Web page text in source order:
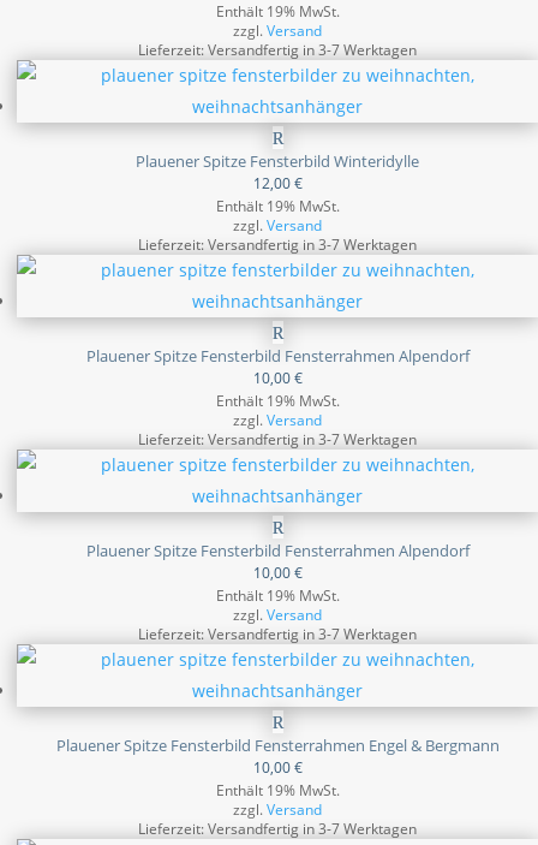
Enthält 19% MwSt.
zzgl.Versand
Lieferzeit: Versandfertig in 3-7 Werktagen
Plauener Spitze Fensterbild Winteridylle
12,00€
Enthält 19% MwSt.
zzgl.Versand
Lieferzeit: Versandfertig in 3-7 Werktagen
Plauener Spitze Fensterbild Fensterrahmen Alpendorf
10,00€
Enthält 19% MwSt.
zzgl.Versand
Lieferzeit: Versandfertig in 3-7 Werktagen
Plauener Spitze Fensterbild Fensterrahmen Alpendorf
10,00€
Enthält 19% MwSt.
zzgl.Versand
Lieferzeit: Versandfertig in 3-7 Werktagen
Plauener Spitze Fensterbild Fensterrahmen Engel & Bergmann
10,00€
Enthält 19% MwSt.
zzgl.Versand
Lieferzeit: Versandfertig in 3-7 Werktagen